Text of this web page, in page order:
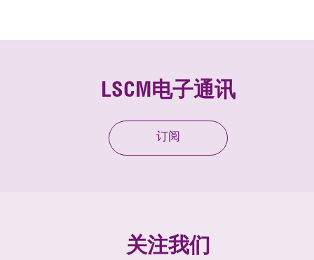
LSCM电子通讯
订阅
关注我们